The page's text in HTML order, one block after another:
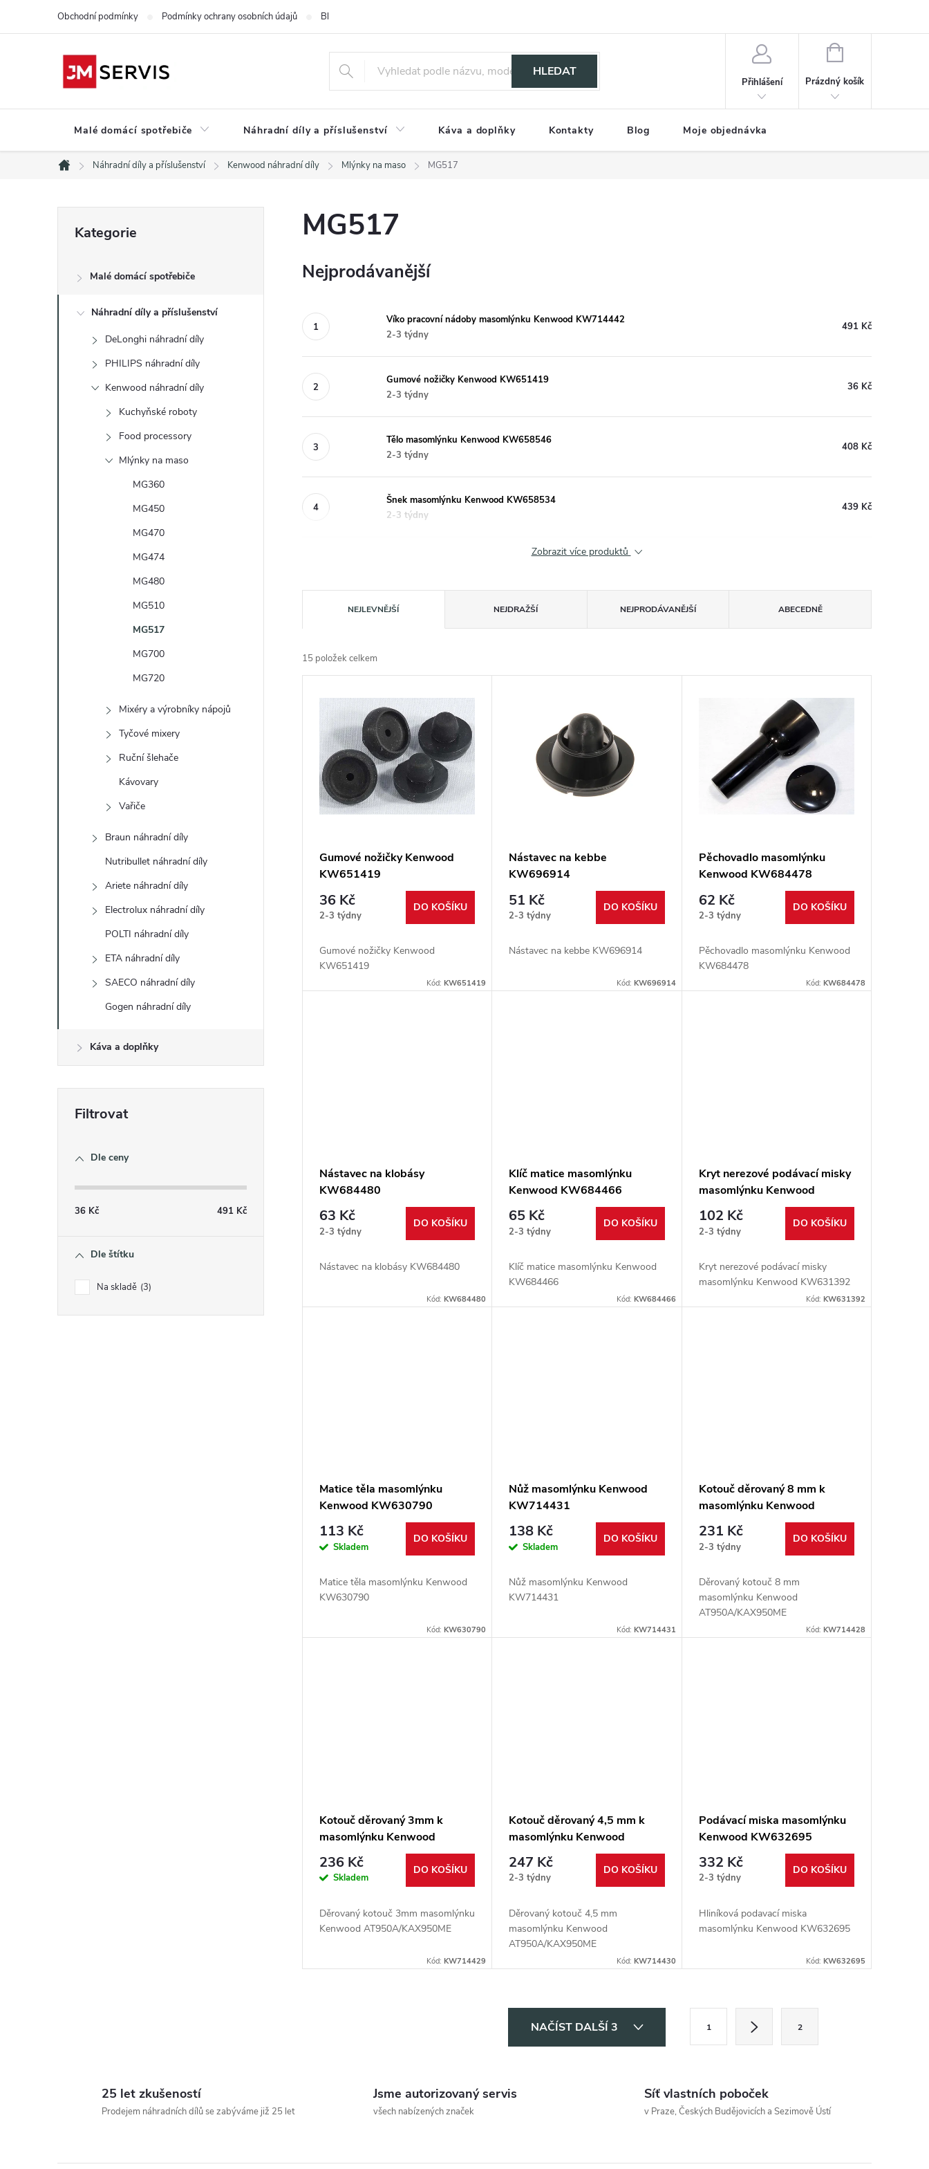
Obchodní podmínky Podmínky ochrany osobních údajů Blog
HLEDAT
Přihlášení
NÁKUPNÍ
Prázdný košík
Malé domácí spotřebiče Náhradní díly a příslušenství Káva a doplňky Kontakty Blog Moje objednávka
Domů
Náhradní díly a příslušenství Kenwood náhradní díly Mlýnky na maso MG517
s
kategorie
Kategorie
Malé domácí spotřebiče
Náhradní díly a příslušenství
DeLonghi náhradní díly
PHILIPS náhradní díly
Kenwood náhradní díly
Kuchyňské roboty
Food processory
Mlýnky na maso
MG360
MG450
MG470
MG474
MG480
MG510
MG517
MG700
MG720
Mixéry a výrobníky nápojů
Tyčové mixery
Ruční šlehače
Kávovary
Vařiče
Braun náhradní díly
Nutribullet náhradní díly
Ariete náhradní díly
Electrolux náhradní díly
POLTI náhradní díly
ETA náhradní díly
SAECO náhradní díly
Gogen náhradní díly
Káva a doplňky
Dle ceny
36 Kč 491 Kč
Dle štítku
Na skladě 3
MG517
Nejprodávanější
Víko pracovní nádoby masomlýnku Kenwood KW714442
2-3 týdny
491 Kč
Gumové nožičky Kenwood KW651419
2-3 týdny
36 Kč
Tělo masomlýnku Kenwood KW658546
2-3 týdny
408 Kč
Šnek masomlýnku Kenwood KW658534
2-3 týdny
439 Kč
Zobrazit více produktů
a
z
k
NEJLEVNĚJŠÍ NEJDRAŽŠÍ NEJPRODÁVANĚJŠÍ ABECEDNĚ
15 položek celkem
V
u
Gumové nožičky Kenwood
KW651419
36 Kč
2-3 týdny
DO KOŠÍKU
Gumové nožičky Kenwood
KW651419
Kód:KW651419
Nástavec na kebbe
KW696914
51 Kč
2-3 týdny
DO KOŠÍKU
Nástavec na kebbe KW696914
Kód: KW696914
Pěchovadlo masomlýnku
Kenwood KW684478
62 Kč
2-3 týdny
DO KOŠÍKU
Pěchovadlo masomlýnku Kenwood
KW684478
Kód: KW684478
Nástavec na klobásy
KW684480
63 Kč
2-3 týdny
DO KOŠÍKU
Nástavec na klobásy KW684480
Kód:KW684480
Klíč matice masomlýnku
Kenwood KW684466
65 Kč
2-3 týdny
DO KOŠÍKU
Klíč matice masomlýnku Kenwood
KW684466
Kód: KW684466
Kryt nerezové podávací misky
masomlýnku Kenwood
KW631392
102 Kč
2-3 týdny
DO KOŠÍKU
Kryt nerezové podávací misky
masomlýnku Kenwood KW631392
Kód: KW631392
Matice těla masomlýnku
Kenwood KW630790
113 Kč
Skladem
DO KOŠÍKU
Matice těla masomlýnku Kenwood
KW630790
Kód:KW630790
Nůž masomlýnku Kenwood
KW714431
138 Kč
Skladem
DO KOŠÍKU
Nůž masomlýnku Kenwood
KW714431
Kód: KW714431
Kotouč děrovaný 8 mm k
masomlýnku Kenwood
231 Kč
2-3 týdny
DO KOŠÍKU
Děrovaný kotouč 8 mm
masomlýnku Kenwood
AT950A/KAX950ME
Kód: KW714428
Kotouč děrovaný 3mm k
masomlýnku Kenwood
236 Kč
Skladem
DO KOŠÍKU
Děrovaný kotouč 3mm masomlýnku
Kenwood AT950A/KAX950ME
Kód:KW714429
Kotouč děrovaný 4,5 mm k
masomlýnku Kenwood
247 Kč
2-3 týdny
DO KOŠÍKU
Děrovaný kotouč 4,5 mm
masomlýnku Kenwood
AT950A/KAX950ME
Kód: KW714430
Podávací miska masomlýnku
Kenwood KW632695
332 Kč
2-3 týdny
DO KOŠÍKU
Hliníková podavací miska
masomlýnku Kenwood KW632695
Kód: KW632695
a
NAČÍST DALŠÍ 3
á
n
1 2
25 let zkušeností
Prodejem náhradních dílů se zabýváme již 25 let
Jsme autorizovaný servis
všech nabízených značek
Síť vlastních poboček
v Praze, Českých Budějovicích a Sezimově Ústí